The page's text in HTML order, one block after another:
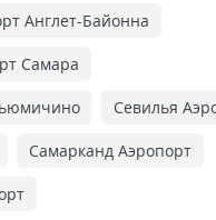
Англет-Байонна
Самара
Севилья
Самарканд Аэропорт